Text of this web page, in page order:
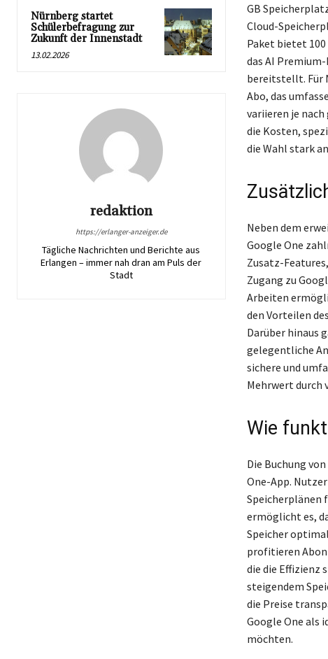
Nürnberg startet
Schülerbefragung zur
Zukunft der Innenstadt
13.02.2026
redaktion
https://erlanger-anzeiger.de
Tägliche Nachrichten und Berichte aus
Erlangen – immer nah dran am Puls der
Stadt
GB
Cloud-
Paket bietet
das AI
bereitstellt. Für
Abo, das
variieren je
die Kosten,
die Wahl stark
Neben dem
Google One
Zusatz-
Zugang zu
Arbeiten
den Vorteilen
Darüber hinaus
gelegentliche
sichere und
Mehrwert durch
Wie
Die Buchung
One-App.
Speicherplänen
ermöglicht es,
Speicher
profitieren
die die Effizienz
steigendem
die Preise
Google One als
möchten.